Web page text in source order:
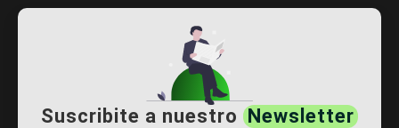
Suscribite a nuestro Newsletter